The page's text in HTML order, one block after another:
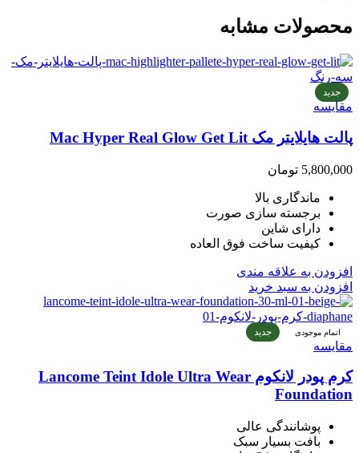
محصولات مشابه
جدید
مقایسه
پالت هایلایتر مک Mac Hyper Real Glow Get Lit
5,800,000 تومان
ماندگاری بالا
برجسته سازی صورت
دارای شاین
کیفیت ساخت فوق العاده
افزودن به علاقه مندی
افزودن به سبد خرید
اتمام موجودی جدید
مقایسه
کرم پودر لانکوم Lancome Teint Idole Ultra Wear
Foundation
پوشانندگی عالی
بافت بسیار سبک